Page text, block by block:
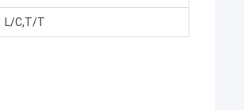
L/C,T/T